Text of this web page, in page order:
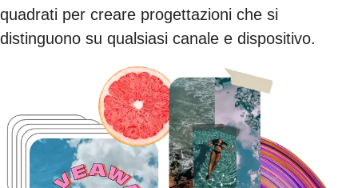
quadrati per creare progettazioni che si
distinguono su qualsiasi canale e dispositivo.